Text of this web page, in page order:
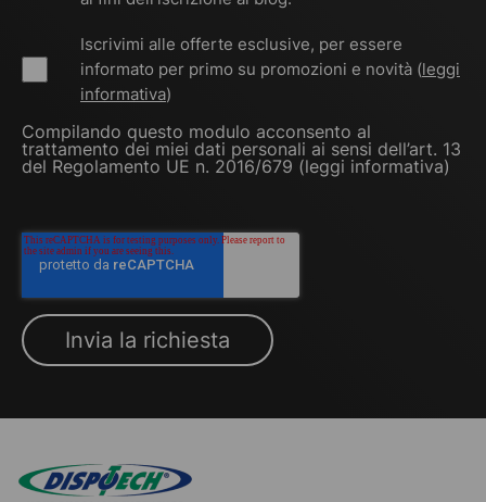
Iscrivimi alle offerte esclusive, per essere
informato per primo su promozioni e novità (leggi
informativa)
Compilando questo modulo acconsento al
trattamento dei miei dati personali ai sensi dell’art. 13
del Regolamento UE n. 2016/679 (leggi informativa)